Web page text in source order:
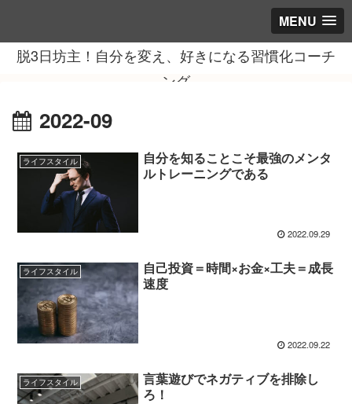
MENU
脱3日坊主！自分を変え、好きになる習慣化コーチ
ング
2022-09
ライフスタイル
自分を知ることこそ最強のメンタ
ルトレーニングである
2022.09.29
ライフスタイル
自己投資＝時間×お金×工夫＝成長
速度
2022.09.22
ライフスタイル
言葉遊びでネガティブを排除し
ろ！